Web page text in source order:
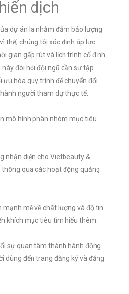
dịch
dự án là nhằm đảm bảo lượng
thế, chúng tôi xác định áp lực
gian gấp rút và lịch trình cố định
này đòi hỏi đội ngũ cần sự tập
ưu hóa quy trình để chuyển đổi
người tham dự thực tế.
mô hình phân nhóm mục tiêu
nhận diện cho Vietbeauty &
qua các hoạt động quảng
mạnh mẽ về chất lượng và độ tin
khích mục tiêu tìm hiểu thêm.
sự quan tâm thành hành động
dùng đến trang đăng ký và đăng